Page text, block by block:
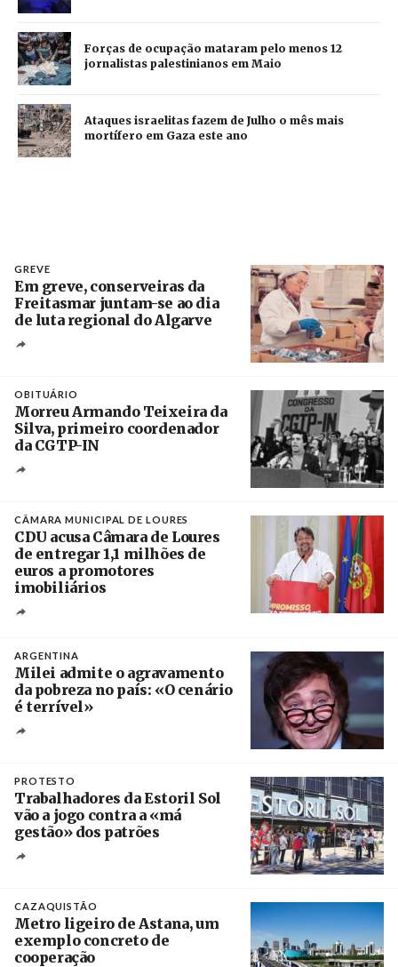
Forças de ocupação mataram pelo menos 12
jornalistas palestinianos em Maio
Ataques israelitas fazem de Julho o mês mais
mortífero em Gaza este ano
GREVE
Em greve, conserveiras da
Freitasmar juntam-se ao dia
de luta regional do Algarve
OBITUÁRIO
Morreu Armando Teixeira da
Silva, primeiro coordenador
da CGTP-IN
CÂMARA MUNICIPAL DE LOURES
CDU acusa Câmara de Loures
de entregar 1,1 milhões de
euros a promotores
imobiliários
ARGENTINA
Milei admite o agravamento
da pobreza no país: «O cenário
é terrível»
PROTESTO
Trabalhadores da Estoril Sol
vão a jogo contra a «má
gestão» dos patrões
CAZAQUISTÃO
Metro ligeiro de Astana, um
exemplo concreto de
cooperação